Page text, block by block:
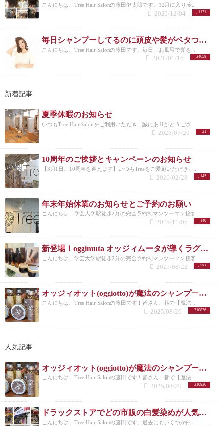
こんにちは、Tree Hair Salonの藤田健太郎です。12月に入り冷...
1131
2020/12/04
毎日シャンプーしてるのに頭皮や髪がベタついたり油っぽいのはなぜ？
こんにちは、Tree Hair Salonの藤田です。毎日、お風呂で髪を...
34658
2020/01/16
新着記事
夏季休暇のお知らせ
いつもTree Hair Salonをご利用いただき、誠にありがとうござ...
21
2026/07/29
10周年のご挨拶とキャンペーンのお知らせ
【3月1日、10周年を迎えます】いつもTreeをご愛顧いただき、...
145
2026/02/28
年末年始休業のお知らせとご予約のお願い
こんにちは、学芸大学駅徒歩2分の完全予約制マンツーマン接客...
140
2025/11/05
新登場！oggimuta オッジィムータが導くラグジュアリーな髪の未来
こんにちは、学芸大学駅徒歩2分の完全予約制マンツーマン接客...
582
2025/08/22
オッジィオット(oggiotto)が魔法のシャンプーと呼ばれる理由！取扱店だからこそ分かる髪質改善力
こんにちは、Tree Hair Salonの藤田です！皆さん、巷で【魔法...
310836
2025/08/20
人気記事
オッジィオット(oggiotto)が魔法のシャンプーと呼ばれる理由！取扱店だからこそ分かる髪質改善力
こんにちは、Tree Hair Salonの藤田です！皆さん、巷で【魔法...
310836
2025/08/20
ドラックストアでどの市販の白髪染めが人気なのか美容師がリサーチしてランキングにした。
こんにちは、Tree Hair Salonの藤田です。過去にもいくつか白...